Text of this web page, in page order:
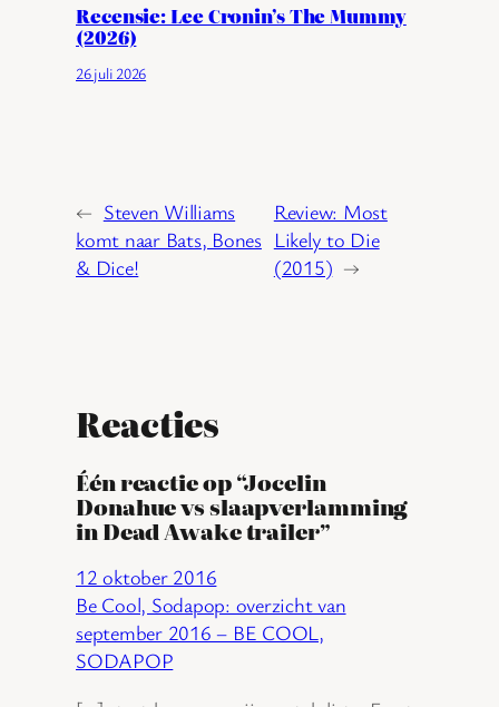
Recensie: Lee Cronin’s The Mummy
(2026)
26 juli 2026
← Steven Williams
komt naar Bats, Bones
& Dice!
Review: Most
Likely to Die
(2015) →
Reacties
Één reactie op “Jocelin
Donahue vs slaapverlamming
in Dead Awake trailer”
12 oktober 2016
Be Cool, Sodapop: overzicht van
september 2016 – BE COOL,
SODAPOP